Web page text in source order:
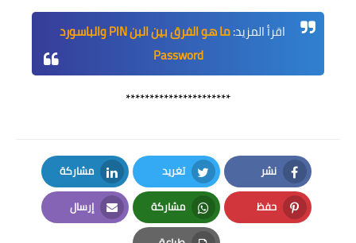
اقرأ المزيد:
ما هو الفرق بين البن PIN والباسورد
Password
**********************
نشر
Facebook
تغريد
Twitter
مشاركة
LinkedIn
حفظ
Pinterest
مشاركة
Whatsapp
إرسال
Email